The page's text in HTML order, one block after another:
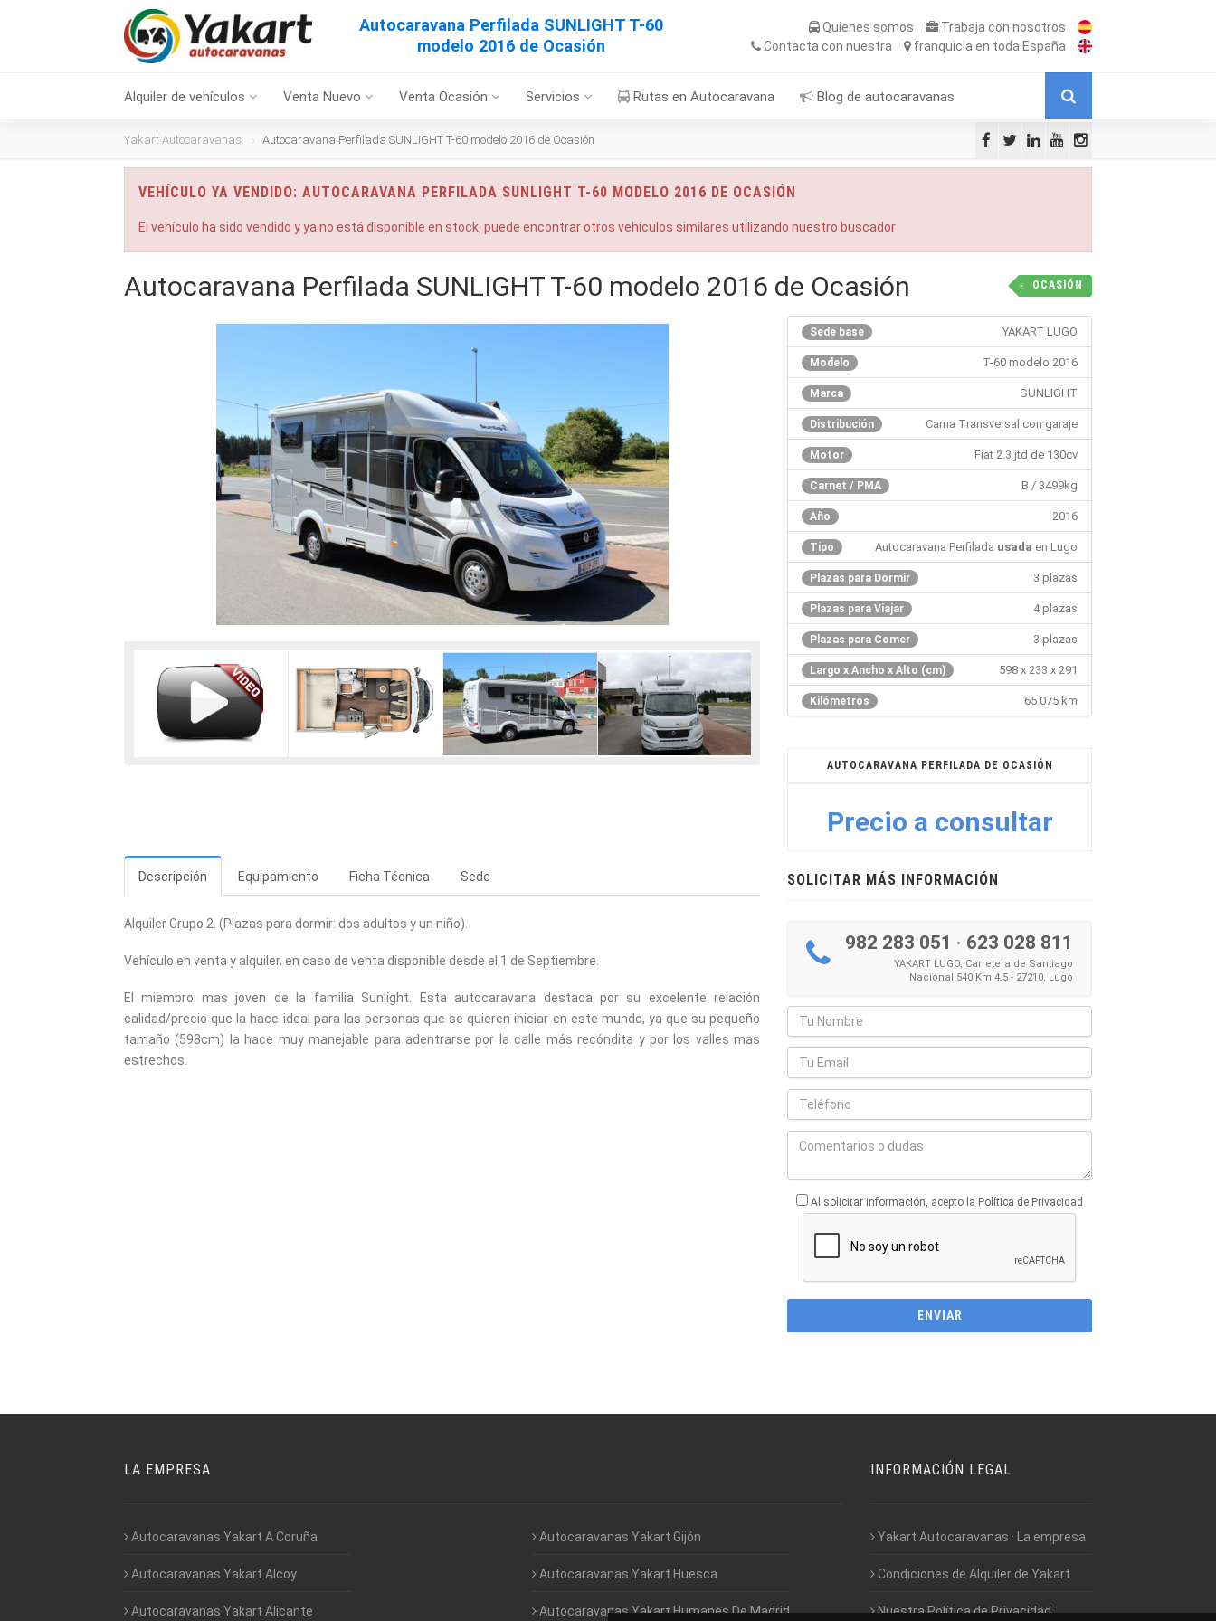
Autocaravana Perfilada SUNLIGHT T-60
modelo 2016 de Ocasión
Quienes somos Trabaja con nosotros
Contacta con nuestra franquicia en toda España
Alquiler de vehículos Venta Nuevo Venta Ocasión Servicios Rutas en Autocaravana Blog de autocaravanas
Yakart Autocaravanas Autocaravana Perfilada SUNLIGHT T-60 modelo 2016 de Ocasión
VEHÍCULO YA VENDIDO: AUTOCARAVANA PERFILADA SUNLIGHT T-60 MODELO 2016 DE OCASIÓN
El vehículo ha sido vendido y ya no está disponible en stock, puede encontrar otros vehículos similares utilizando nuestro buscador
OCASIÓN
Autocaravana Perfilada SUNLIGHT T-60 modelo 2016 de Ocasión
Descripción Equipamiento Ficha Técnica Sede
Alquiler Grupo 2. (Plazas para dormir: dos adultos y un niño).
Vehículo en venta y alquiler, en caso de venta disponible desde el 1 de Septiembre.
El miembro mas joven de la familia Sunlight. Esta autocaravana destaca por su excelente relación
calidad/precio que la hace ideal para las personas que se quieren iniciar en este mundo, ya que su pequeño
tamaño (598cm) la hace muy manejable para adentrarse por la calle más recóndita y por los valles mas
estrechos.
Sede base YAKART LUGO
Modelo T-60 modelo 2016
Marca SUNLIGHT
Distribución Cama Transversal con garaje
Motor Fiat 2.3 jtd de 130cv
Carnet / PMA B / 3499kg
Año 2016
Tipo Autocaravana Perfilada usada en Lugo
Plazas para Dormir 3 plazas
Plazas para Viajar 4 plazas
Plazas para Comer 3 plazas
Largo x Ancho x Alto (cm) 598 x 233 x 291
Kilómetros 65.075 km
AUTOCARAVANA PERFILADA DE OCASIÓN
Precio a consultar
SOLICITAR MÁS INFORMACIÓN
982 283 051 · 623 028 811
YAKART LUGO, Carretera de Santiago
Nacional 540 Km 4.5 - 27210, Lugo
Al solicitar información, acepto la Política de Privacidad
LA EMPRESA
Autocaravanas Yakart A Coruña
Autocaravanas Yakart Alcoy
Autocaravanas Yakart Alicante
Autocaravanas Yakart Gijón
Autocaravanas Yakart Huesca
Autocaravanas Yakart Humanes De Madrid
INFORMACIÓN LEGAL
Yakart Autocaravanas · La empresa
Condiciones de Alquiler de Yakart
Nuestra Política de Privacidad